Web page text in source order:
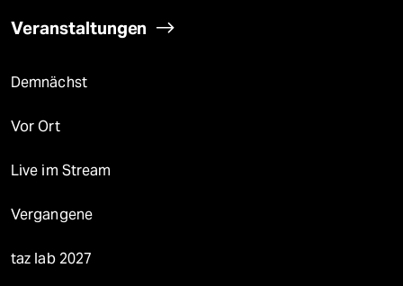
Veranstaltungen
Demnächst
Vor Ort
Live im Stream
Vergangene
taz lab 2027